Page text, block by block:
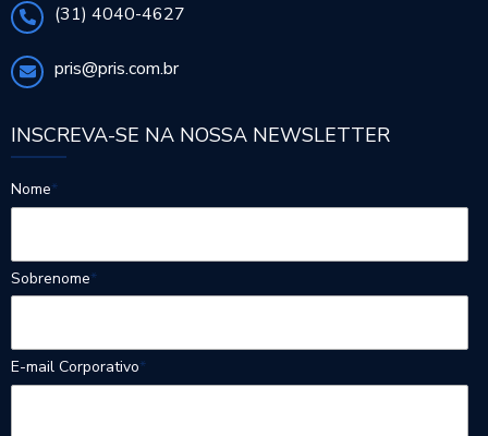
(31) 4040-4627
pris@pris.com.br
INSCREVA-SE NA NOSSA NEWSLETTER
Nome*
Sobrenome*
E-mail Corporativo*